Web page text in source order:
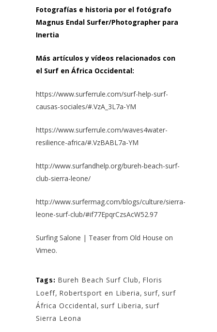
Fotografías e historia por el fotógrafo
Magnus Endal Surfer/Photographer para
Inertia
Más artículos y vídeos relacionados con
el Surf en África Occidental:
https://www.surferrule.com/surf-help-surf-
causas-sociales/#.VzA_3L7a-YM
https://www.surferrule.com/waves4water-
resilience-africa/#.VzBABL7a-YM
http://www.surfandhelp.org/bureh-beach-surf-
club-sierra-leone/
http://www.surfermag.com/blogs/culture/sierra-
leone-surf-club/#if77EpqrCzsAcW52.97
Surfing Salone | Teaser from Old House on
Vimeo.
Tags: Bureh Beach Surf Club, Floris
Loeff, Robertsport en Liberia, surf, surf
África Occidental, surf Liberia, surf
Sierra Leona